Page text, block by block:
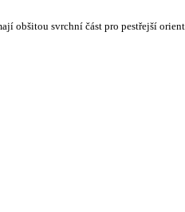
obšitou svrchní část pro pestřejší